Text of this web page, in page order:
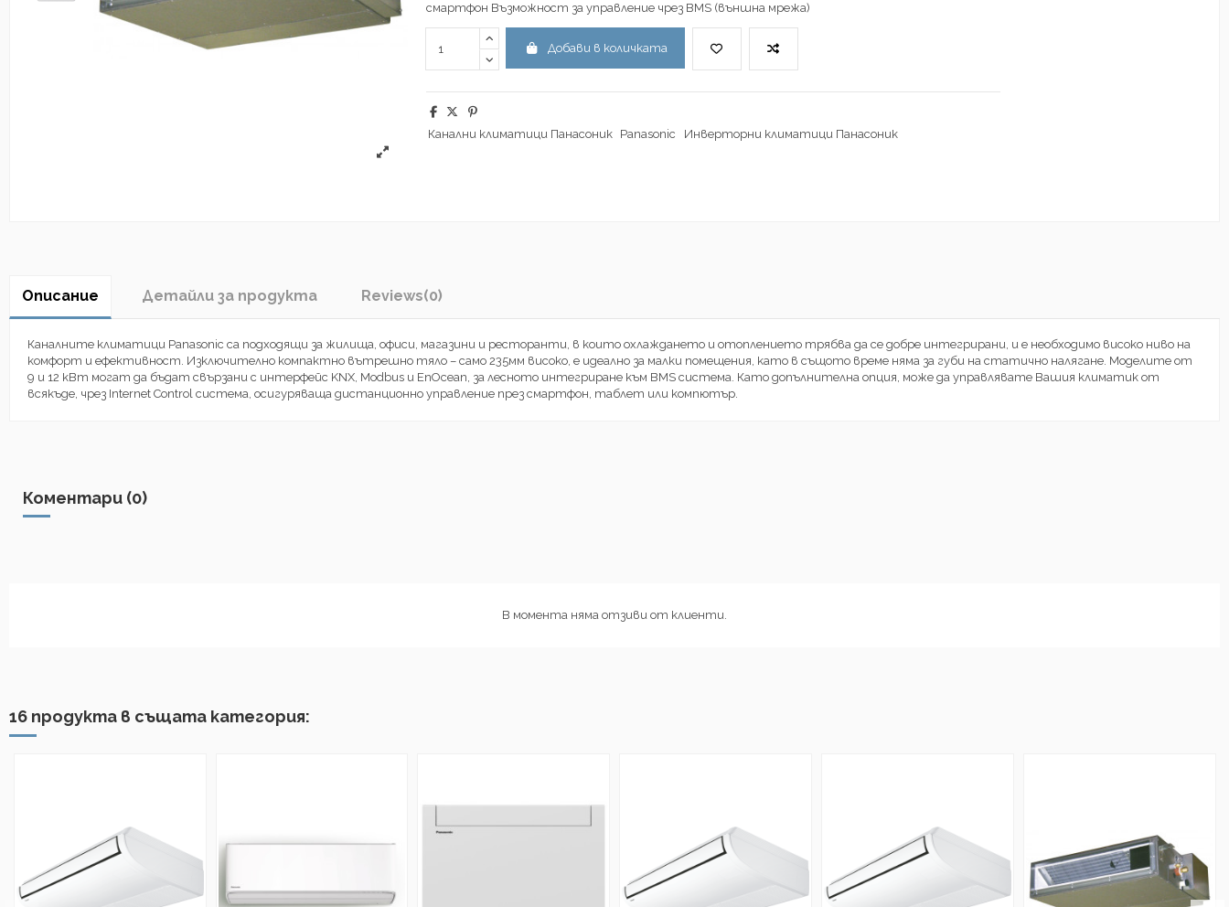
смартфон Възможност за управление чрез BMS (външна мрежа)
Добави в количката
Канални климатици Панасоник Panasonic Инверторни климатици Панасоник
Описание Детайли за продукта Reviews(0)
Каналните климатици Panasonic са подходящи за жилища, офиси, магазини и ресторанти, в които охлаждането и отоплението трябва да се добре интегрирани, и е необходимо високо ниво на
комфорт и ефективност. Изключително компактно вътрешно тяло – само 235мм високо, е идеално за малки помещения, като в същото време няма за губи на статично налягане. Моделите от
9 и 12 кВт могат да бъдат свързани с интерфейс KNX, Modbus и EnOcean, за лесното интегриране към BMS система. Като допълнителна опция, може да управлявате Вашия климатик от
всякъде, чрез Internet Control система, осигуряваща дистанционно управление през смартфон, таблет или компютър.
Коментари (0)
В момента няма отзиви от клиенти.
16 продукта в същата категория: